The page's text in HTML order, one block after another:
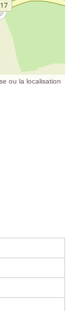
ou la localisation